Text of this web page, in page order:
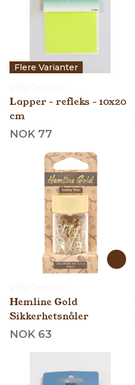
Flere Varianter
Lapper - refleks - 10x20
cm
NOK 77
Hemline Gold
Sikkerhetsnåler
NOK 63